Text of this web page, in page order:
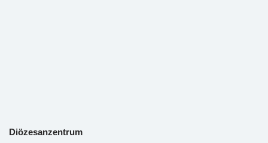
Diözesanzentrum